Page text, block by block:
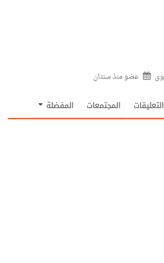
عضو منذسنتان
التعليقات المجتمعات المفضلة